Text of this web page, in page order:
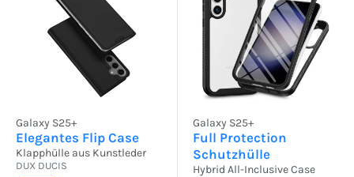
Galaxy S25+
Elegantes Flip Case
Klapphülle aus Kunstleder
DUX DUCIS
Galaxy S25+
Full Protection
Schutzhülle
Hybrid All-Inclusive Case